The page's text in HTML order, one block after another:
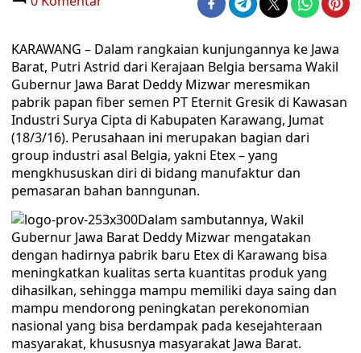
KARAWANG – Dalam rangkaian kunjungannya ke Jawa
Barat, Putri Astrid dari Kerajaan Belgia bersama Wakil
Gubernur Jawa Barat Deddy Mizwar meresmikan
pabrik papan fiber semen PT Eternit Gresik di Kawasan
Industri Surya Cipta di Kabupaten Karawang, Jumat
(18/3/16). Perusahaan ini merupakan bagian dari
group industri asal Belgia, yakni Etex – yang
mengkhususkan diri di bidang manufaktur dan
pemasaran bahan banngunan.
Dalam sambutannya, Wakil
Gubernur Jawa Barat Deddy Mizwar mengatakan
dengan hadirnya pabrik baru Etex di Karawang bisa
meningkatkan kualitas serta kuantitas produk yang
dihasilkan, sehingga mampu memiliki daya saing dan
mampu mendorong peningkatan perekonomian
nasional yang bisa berdampak pada kesejahteraan
masyarakat, khususnya masyarakat Jawa Barat.